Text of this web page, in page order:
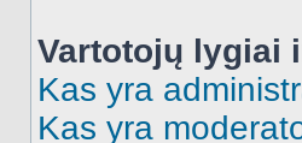
Vartotojų lygiai
Kas yra
Kas yra